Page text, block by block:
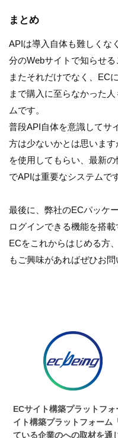
まとめ
APIは導入自体も難しくな
分のWebサイトで知らせる
またそれだけでなく、EC
まで購入に至らなかった
ムです。
普段API自体を意識してサ
方は少ないかとは思いま
を使用してもらい、最新
でAPIは重要なシステムです
最後に、弊社のECパッケ
ログインできる機能を搭載
ECをこれからはじめる方
もご興味があればぜひお問
ECサイト構築プラットフ
イト構築プラットフォー
ている企業のへの取材を通